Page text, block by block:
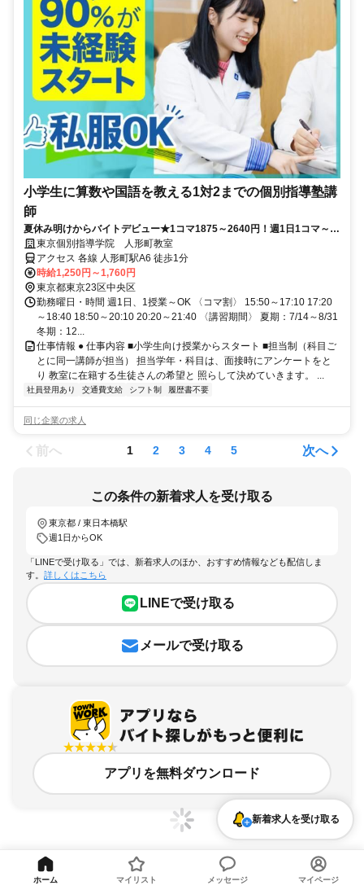
小学生に算数や国語を教える1対2までの個別指導塾講
師
夏休み明けからバイトデビュー★1コマ1875～2640円！週1日1コマ～私
服でok◎
東京個別指導学院 人形町教室
アクセス 各線 人形町駅A6 徒歩1分
時給1,250円～1,760円
東京都東京23区中央区
勤務曜日・時間 週1日、1授業～OK 〈コマ割〉 15:50～17:10 17:20
～18:40 18:50～20:10 20:20～21:40 〈講習期間〉 夏期：7/14～8/31
冬期：12...
仕事情報 ● 仕事内容 ■小学生向け授業からスタート ■担当制（科目ご
とに同一講師が担当） 担当学年・科目は、面接時にアンケートをと
り 教室に在籍する生徒さんの希望と 照らして決めていきます。 ...
社員登用あり 交通費支給 シフト制 履歴書不要
同じ企業の求人
前へ 1 2 3 4 5 次へ
この条件の新着求人を受け取る
東京都 / 東日本橋駅
週1日からOK
「LINEで受け取る」では、新着求人のほか、おすすめ情報なども配信しま
す。 詳しくはこちら
LINEで受け取る
メールで受け取る
アプリを無料ダウンロード
東京都、東日本橋駅、週1日からOKのアルバイト・バイト求人情報
新着求人を受け取る
ホーム マイリスト メッセージ マイページ